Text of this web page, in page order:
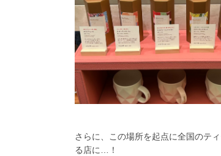
さらに、この場所を起点に全国のテ
る店に…！